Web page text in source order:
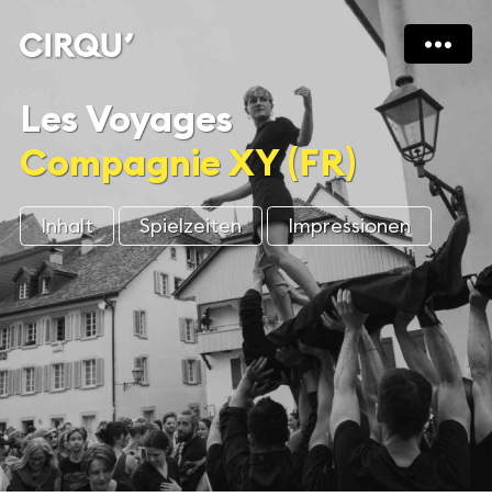
Les Voyages
Compagnie XY (FR)
Inhalt Spielzeiten Impressionen